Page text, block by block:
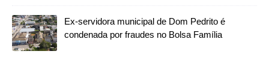
Ex-servidora municipal de Dom Pedrito é
condenada por fraudes no Bolsa Família